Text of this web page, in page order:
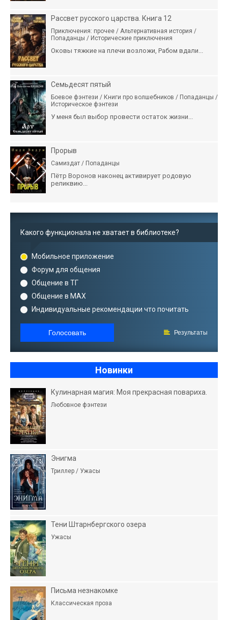
Рассвет русского царства. Книга 12
Приключения: прочее / Альтернативная история /
Попаданцы / Исторические приключения
Оковы тяжкие на плечи возложи, Рабом вдали...
Семьдесят пятый
Боевое фэнтези / Книги про волшебников / Попаданцы /
Историческое фэнтези
У меня был выбор провести остаток жизни...
Прорыв
Самиздат / Попаданцы
Пётр Воронов наконец активирует родовую
реликвию...
Какого функционала не хватает в библиотеке?
Мобильное приложение
Форум для общения
Общение в ТГ
Общение в MAX
Индивидуальные рекомендации что почитать
Голосовать Результаты
Новинки
Кулинарная магия: Моя прекрасная повариха.
Любовное фэнтези
Энигма
Триллер / Ужасы
Тени Штарнбергского озера
Ужасы
Письма незнакомке
Классическая проза